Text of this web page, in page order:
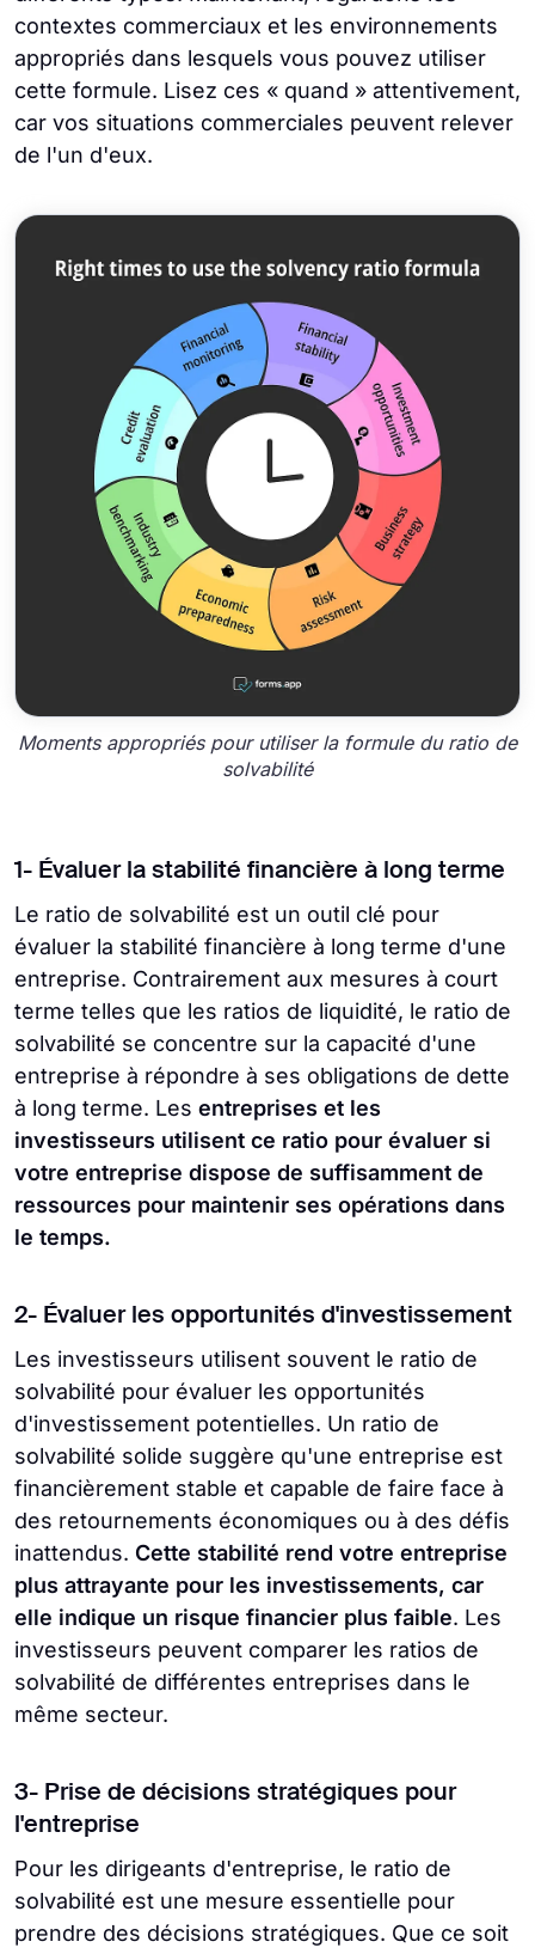
contextes commerciaux et les environnements
appropriés dans lesquels vous pouvez utiliser
cette formule. Lisez ces « quand » attentivement,
car vos situations commerciales peuvent relever
de l'un d'eux.
Moments appropriés pour utiliser la formule du ratio de
solvabilité
1- Évaluer la stabilité financière à long terme
Le ratio de solvabilité est un outil clé pour
évaluer la stabilité financière à long terme d'une
entreprise. Contrairement aux mesures à court
terme telles que les ratios de liquidité, le ratio de
solvabilité se concentre sur la capacité d'une
entreprise à répondre à ses obligations de dette
à long terme. Les entreprises et les
investisseurs utilisent ce ratio pour évaluer si
votre entreprise dispose de suffisamment de
ressources pour maintenir ses opérations dans
le temps.
2- Évaluer les opportunités d'investissement
Les investisseurs utilisent souvent le ratio de
solvabilité pour évaluer les opportunités
d'investissement potentielles. Un ratio de
solvabilité solide suggère qu'une entreprise est
financièrement stable et capable de faire face à
des retournements économiques ou à des défis
inattendus. Cette stabilité rend votre entreprise
plus attrayante pour les investissements, car
elle indique un risque financier plus faible. Les
investisseurs peuvent comparer les ratios de
solvabilité de différentes entreprises dans le
même secteur.
3- Prise de décisions stratégiques pour
l'entreprise
Pour les dirigeants d'entreprise, le ratio de
solvabilité est une mesure essentielle pour
prendre des décisions stratégiques. Que ce soit